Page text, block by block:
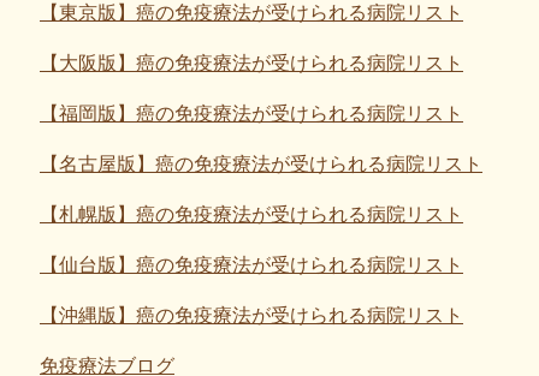
【東京版】癌の免疫療法が受けられる病院リスト
【大阪版】癌の免疫療法が受けられる病院リスト
【福岡版】癌の免疫療法が受けられる病院リスト
【名古屋版】癌の免疫療法が受けられる病院リスト
【札幌版】癌の免疫療法が受けられる病院リスト
【仙台版】癌の免疫療法が受けられる病院リスト
【沖縄版】癌の免疫療法が受けられる病院リスト
免疫療法ブログ